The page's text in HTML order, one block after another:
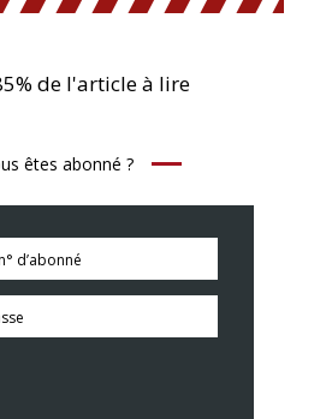
de l'article à lire
êtes abonné ?